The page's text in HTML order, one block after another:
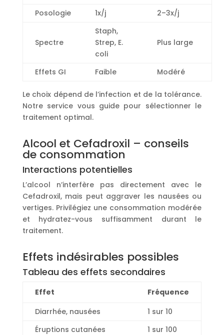
Posologie 1x/j 2–3x/j
Spectre
Staph,
Strep, E.
coli
Plus large
Effets GI Faible Modéré
Le choix dépend de l’infection et de la tolérance.
Notre service vous guide pour sélectionner le
traitement optimal.
Alcool et Cefadroxil – conseils
de consommation
Interactions potentielles
L’alcool n’interfère pas directement avec le
Cefadroxil, mais peut aggraver les nausées ou
vertiges. Privilégiez une consommation modérée
et hydratez-vous suffisamment durant le
traitement.
Effets indésirables possibles
Tableau des effets secondaires
Effet
Fréquence
Diarrhée, nausées
1 sur 10
Éruptions cutanées
1 sur 100